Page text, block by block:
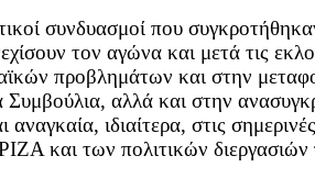
συνδυασμοί που
τον αγώνα και μετά τις
προβλημάτων και στην
αλλά και στην
αναγκαία, ιδιαίτερα, στις
και των πολιτικών